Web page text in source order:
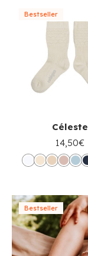
Bestseller
Céleste
14,50€
Bestseller